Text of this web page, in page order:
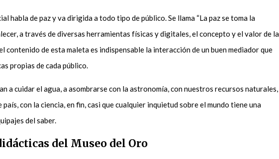
habla de paz y va dirigida a todo tipo de público. Se llama “La paz se toma la
a través de diversas herramientas físicas y digitales, el concepto y el valor de la
contenido de esta maleta es indispensable la interacción de un buen mediador que
propias de cada público.
a cuidar el agua, a asombrarse con la astronomía, con nuestros recursos naturales,
con la ciencia, en fin, casi que cualquier inquietud sobre el mundo tiene una
del saber.
del Museo del Oro